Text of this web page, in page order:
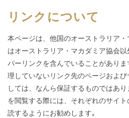
リンクについて
本ページは、他国のオーストラリア
はオーストラリア・マカダミア協会
パーリンクを含んでいることがあり
理していないリンク先のページおよ
しては、なんら保証するものではあ
を閲覧する際には、それぞれのサイ
読するようにお勧めします｡